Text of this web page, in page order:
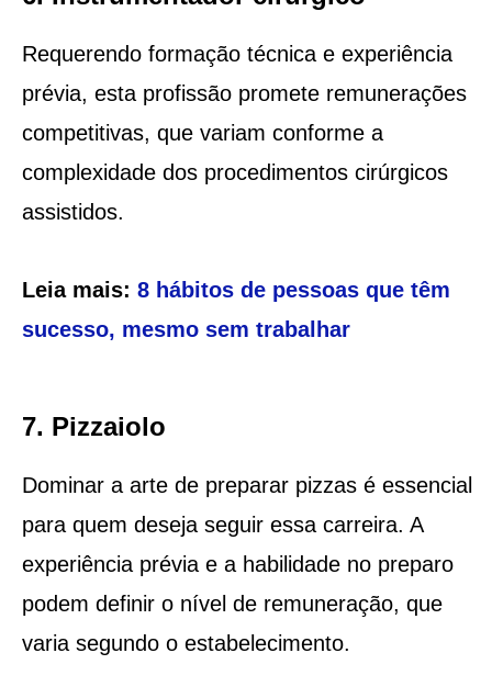
Requerendo formação técnica e experiência
prévia, esta profissão promete remunerações
competitivas, que variam conforme a
complexidade dos procedimentos cirúrgicos
assistidos.
Leia mais: 8 hábitos de pessoas que têm
sucesso, mesmo sem trabalhar
7. Pizzaiolo
Dominar a arte de preparar pizzas é essencial
para quem deseja seguir essa carreira. A
experiência prévia e a habilidade no preparo
podem definir o nível de remuneração, que
varia segundo o estabelecimento.